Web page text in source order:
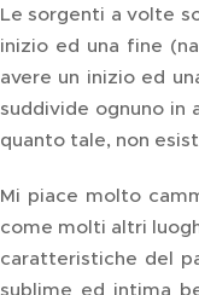
Le sorgenti a volte
inizio ed una fine
avere un inizio ed
suddivide ognuno in
quanto tale, non
Mi piace molto
come molti altri
caratteristiche del
sublime ed intima